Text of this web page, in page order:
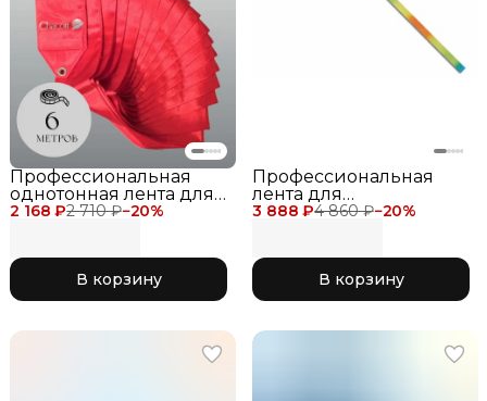
2 168 ₽2 710 ₽−20%
Профессиональная
однотонная лента для
художественной
соревнований красная
052 RedВ корзину
3 888 ₽4 860 ₽−20%
Профессиональная
лента для
художественной
метра 762 Canary
В корзину